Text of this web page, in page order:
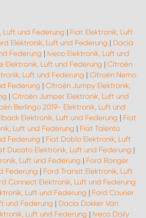
Luft und Federung | Fiat Elektronik, Luft
Elektronik, Luft und Federung | Dacia
Federung | Iveco Elektronik, Luft und
Elektronik, Luft und Federung | Citroën
Luft und Federung | Citroën Nemo
Federung | Citroën Jumpy Elektronik,
| Citroën Jumper Elektronik, Luft und
Berlingo 2019- Elektronik, Luft und
Elektronik, Luft und Federung | Fiat
Luft und Federung | Fiat Talento
Federung | Fiat Doblo Elektronik, Luft
Ducato Elektronik, Luft und Federung |
Luft und Federung | Ford Ranger
Federung | Ford Transit Elektronik, Luft
Connect Elektronik, Luft und Federung
Luft und Federung | Ford Courier
und Federung | Dacia Dokker Van
Luft und Federung | Iveco Daily